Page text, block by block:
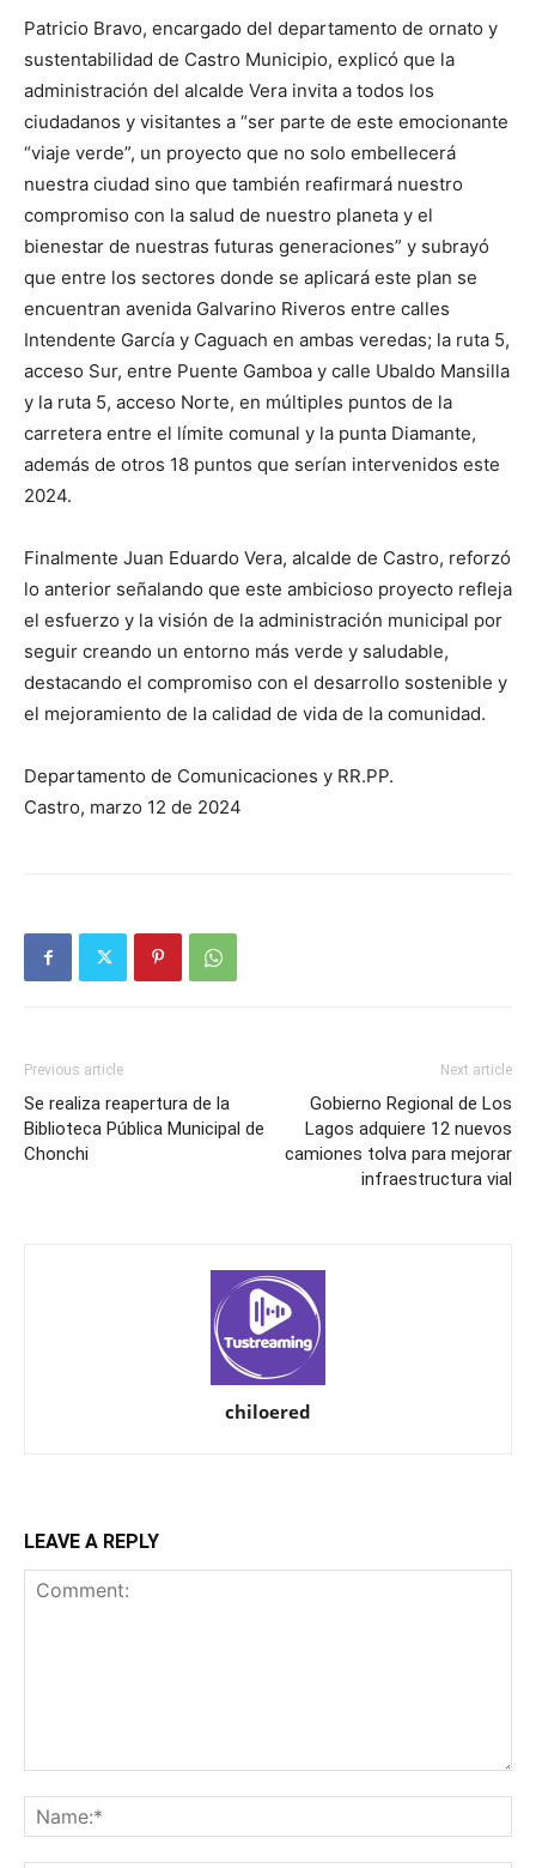
Patricio Bravo, encargado del departamento de ornato y
sustentabilidad de Castro Municipio, explicó que la
administración del alcalde Vera invita a todos los
ciudadanos y visitantes a “ser parte de este emocionante
“viaje verde”, un proyecto que no solo embellecerá
nuestra ciudad sino que también reafirmará nuestro
compromiso con la salud de nuestro planeta y el
bienestar de nuestras futuras generaciones” y subrayó
que entre los sectores donde se aplicará este plan se
encuentran avenida Galvarino Riveros entre calles
Intendente García y Caguach en ambas veredas; la ruta 5,
acceso Sur, entre Puente Gamboa y calle Ubaldo Mansilla
y la ruta 5, acceso Norte, en múltiples puntos de la
carretera entre el límite comunal y la punta Diamante,
además de otros 18 puntos que serían intervenidos este
2024.
Finalmente Juan Eduardo Vera, alcalde de Castro, reforzó
lo anterior señalando que este ambicioso proyecto refleja
el esfuerzo y la visión de la administración municipal por
seguir creando un entorno más verde y saludable,
destacando el compromiso con el desarrollo sostenible y
el mejoramiento de la calidad de vida de la comunidad.
Departamento de Comunicaciones y RR.PP.
Castro, marzo 12 de 2024
Previous article
Se realiza reapertura de la
Biblioteca Pública Municipal de
Chonchi
Next article
Gobierno Regional de Los
Lagos adquiere 12 nuevos
camiones tolva para mejorar
infraestructura vial
chiloered
LEAVE A REPLY